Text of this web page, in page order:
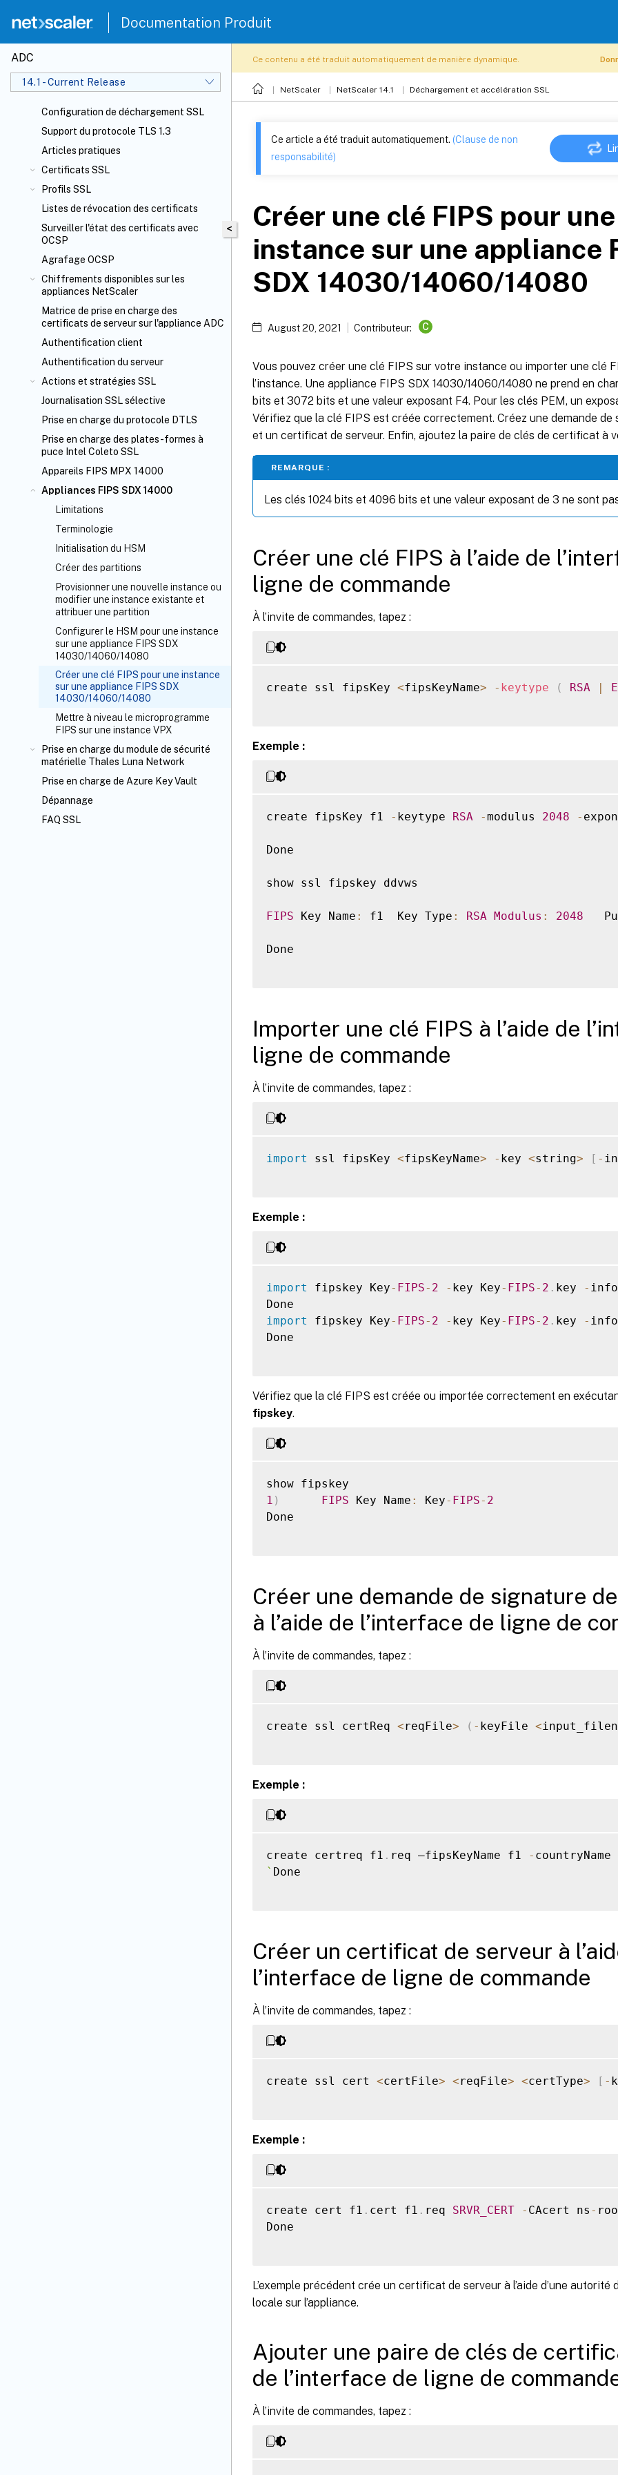
Documentation Produit
ADC
14.1 - Current Release
Configuration de déchargement SSL
Support du protocole TLS 1.3
Articles pratiques
Certificats SSL
Profils SSL
Listes de révocation des certificats
Surveiller l'état des certificats avec
OCSP
Agrafage OCSP
Chiffrements disponibles sur les
appliances NetScaler
Matrice de prise en charge des
certificats de serveur sur l'appliance ADC
Authentification client
Authentification du serveur
Actions et stratégies SSL
Journalisation SSL sélective
Prise en charge du protocole DTLS
Prise en charge des plates-formes à
puce Intel Coleto SSL
Appareils FIPS MPX 14000
Appliances FIPS SDX 14000
Limitations
Terminologie
Initialisation du HSM
Créer des partitions
Provisionner une nouvelle instance ou
modifier une instance existante et
attribuer une partition
Configurer le HSM pour une instance
sur une appliance FIPS SDX
14030/14060/14080
Créer une clé FIPS pour une instance
sur une appliance FIPS SDX
14030/14060/14080
Mettre à niveau le microprogramme
FIPS sur une instance VPX
Prise en charge du module de sécurité
matérielle Thales Luna Network
Prise en charge de Azure Key Vault
Dépannage
FAQ SSL
Ce contenu a été traduit automatiquement de manière dynamique.
NetScaler NetScaler 14.1 Déchargement et accélération SSL
<
Ce article a été traduit automatiquement. (Clause de non
responsabilité)
Créer une clé FIPS pour une
instance sur une appliance
SDX 14030/14060/14080
August 20, 2021 Contributeur: C
Vous pouvez créer une clé FIPS sur votre instance ou importer une clé
l’instance. Une appliance FIPS SDX 14030/14060/14080 ne prend en
bits et 3072 bits et une valeur exposant F4. Pour les clés PEM, un
Vérifiez que la clé FIPS est créée correctement. Créez une demande
et un certificat de serveur. Enfin, ajoutez la paire de clés de certificat à
REMARQUE :
Les clés 1024 bits et 4096 bits et une valeur exposant de 3 ne sont
Créer une clé FIPS à l’aide de
ligne de commande
À l’invite de commandes, tapez :
create ssl fipsKey <fipsKeyName> - keytype ( RSA |
Exemple :
create fipsKey f1 - keytype RSA -modulus 2048 -
Done
show ssl fipskey ddvws
FIPS Key Name : f1  Key Type : RSA Modulus : 2048
Done
Importer une clé FIPS à l’aide de
ligne de commande
À l’invite de commandes, tapez :
import ssl fipsKey <fipsKeyName> - key <string> [ -
Exemple :
import fipskey Key- FIPS- 2 - key Key- FIPS- 2 . key -
import
fipskey Key- FIPS- 2 - key Key- FIPS- 2 . key -
Done
Vérifiez que la clé FIPS est créée ou importée correctement en
fipskey.
1 ) FIPS Key Name : Key- FIPS- 2
Done
Créer une demande de signature
à l’aide de l’interface de ligne de
À l’invite de commandes, tapez :
create ssl certReq <reqFile> ( - keyFile <
Exemple :
create certreq f1 . req –fipsKeyName f1 - countryName
` Done
Créer un certificat de serveur à
l’interface de ligne de commande
À l’invite de commandes, tapez :
create ssl cert <certFile> <reqFile> <certType> [ -
Exemple :
create cert f1 . cert f1 . req SRVR_CERT - CAcert ns -
Done
L’exemple précédent crée un certificat de serveur à l’aide d’une
locale sur l’appliance.
Ajouter une paire de clés de
de l’interface de ligne de
À l’invite de commandes, tapez :